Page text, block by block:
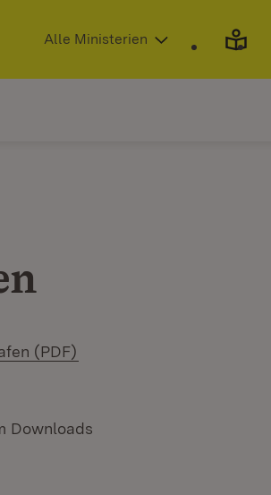
(Öffnet in neuem Fenster)
Alle Ministerien
(PDF)
Downloads